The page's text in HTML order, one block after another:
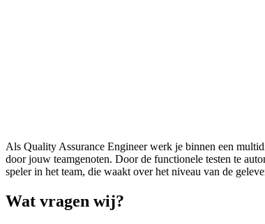
Als Quality Assurance Engineer werk je binnen een
door jouw teamgenoten. Door de functionele testen te
speler in het team, die waakt over het niveau van de
Wat vragen wij?